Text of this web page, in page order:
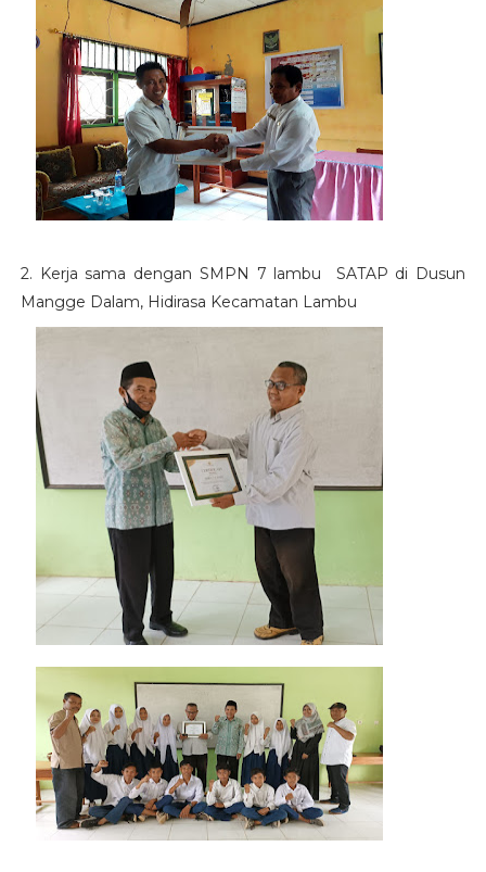
2. Kerja sama dengan SMPN 7 lambu SATAP di Dusun
Mangge Dalam, Hidirasa Kecamatan Lambu